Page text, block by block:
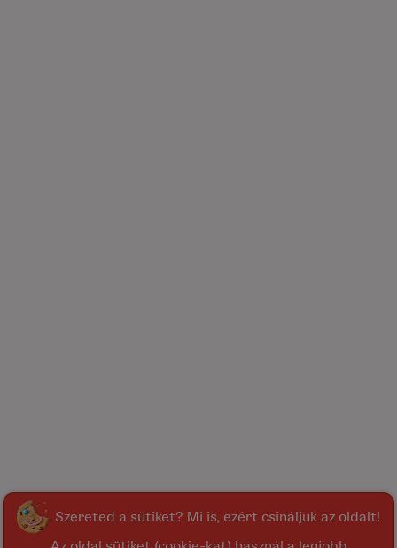
Szereted a sütiket? Mi is, ezért csináljuk az oldalt!